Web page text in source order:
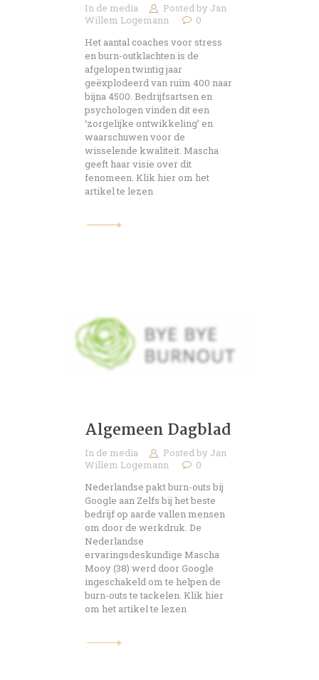
In de media Posted by Jan
Willem Logemann
0
Het aantal coaches voor stress
en burn-outklachten is de
afgelopen twintig jaar
geëxplodeerd van ruim 400 naar
bijna 4500. Bedrijfsartsen en
psychologen vinden dit een
‘zorgelijke ontwikkeling’ en
waarschuwen voor de
wisselende kwaliteit. Mascha
geeft haar visie over dit
fenomeen. Klik hier om het
artikel te lezen
Algemeen Dagblad
In de media Posted by Jan
Willem Logemann
0
Nederlandse pakt burn-outs bij
Google aan Zelfs bij het beste
bedrijf op aarde vallen mensen
om door de werkdruk. De
Nederlandse
ervaringsdeskundige Mascha
Mooy (38) werd door Google
ingeschakeld om te helpen de
burn-outs te tackelen. Klik hier
om het artikel te lezen